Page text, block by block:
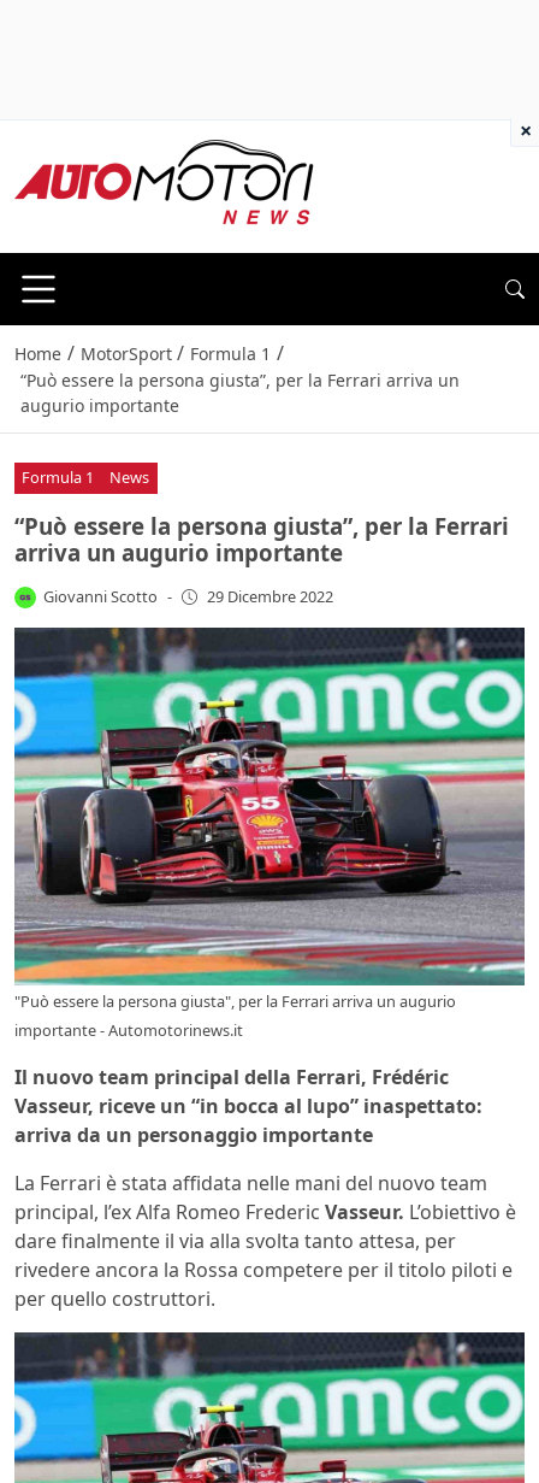
Home / MotorSport / Formula 1 /
“Può essere la persona giusta”, per la Ferrari arriva un
augurio importante
Formula 1 News
“Può essere la persona giusta”, per la Ferrari
arriva un augurio importante
Giovanni Scotto - 29 Dicembre 2022
"Può essere la persona giusta", per la Ferrari arriva un augurio
importante - Automotorinews.it
Il nuovo team principal della Ferrari, Frédéric
Vasseur, riceve un “in bocca al lupo” inaspettato:
arriva da un personaggio importante
La Ferrari è stata affidata nelle mani del nuovo team
principal, l’ex Alfa Romeo Frederic Vasseur. L’obiettivo è
dare finalmente il via alla svolta tanto attesa, per
rivedere ancora la Rossa competere per il titolo piloti e
per quello costruttori.
×